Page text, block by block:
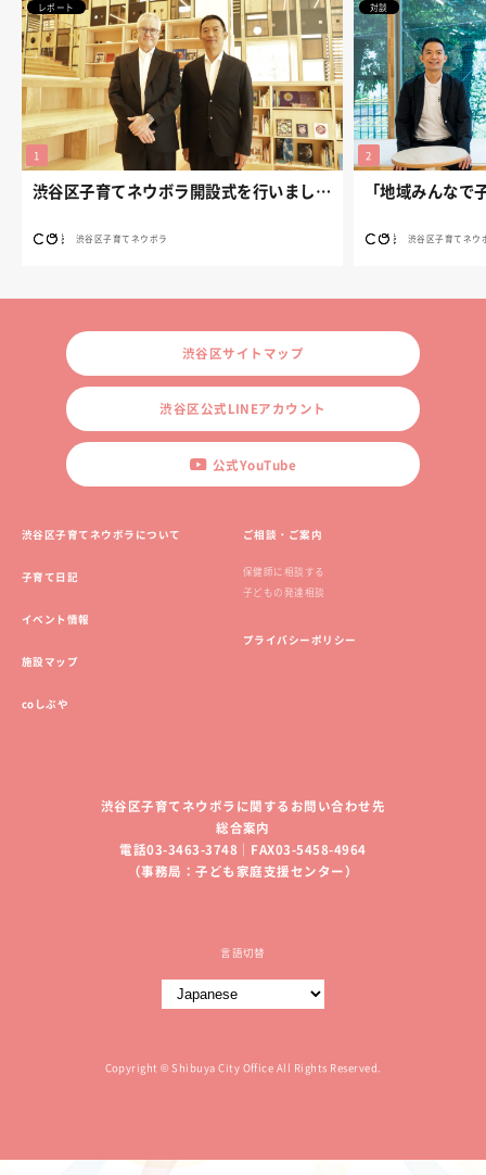
レポート
渋谷区子育てネウボラ開設式を行いました。
渋谷区子育てネウボラ
対談
渋谷区子育てネウ
渋谷区サイトマップ
渋谷区公式LINEアカウント
公式YouTube
渋谷区子育てネウボラについて
子育て日記
イベント情報
施設マップ
coしぶや
ご相談・ご案内
保健師に相談する
子どもの発達相談
プライバシーポリシー
渋谷区子育てネウボラに関するお問い合わせ先
総合案内
電話03-3463-3748｜FAX03-5458-4964
（事務局：子ども家庭支援センター）
言語切替
Copyright © Shibuya City Office All Rights Reserved.